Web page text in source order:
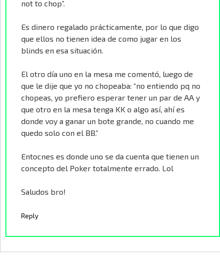
not to chop”.
Es dinero regalado prácticamente, por lo que digo
que ellos no tienen idea de como jugar en los
blinds en esa situación.
El otro día uno en la mesa me comentó, luego de
que le dije que yo no chopeaba: “no entiendo pq no
chopeas, yo prefiero esperar tener un par de AA y
que otro en la mesa tenga KK o algo así, ahí es
donde voy a ganar un bote grande, no cuando me
quedo solo con el BB.”
Entocnes es donde uno se da cuenta que tienen un
concepto del Poker totalmente errado. Lol
Saludos bro!
Reply